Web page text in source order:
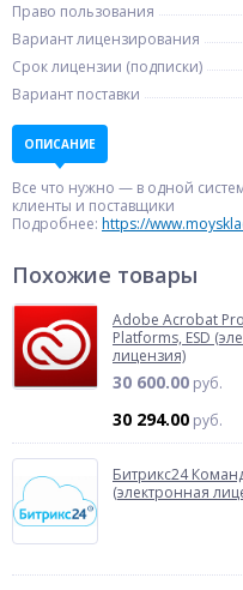
Право пользования
Вариант лицензирования
Срок лицензии (подписки)
Вариант поставки
ОПИСАНИЕ
Все что нужно — в одной
клиенты и поставщики
Подробнее: https://
Похожие товары
Adobe Acrobat
Platforms, ESD
лицензия)
30 600.00 руб.
30 294.00 руб.
Битрикс24
(электронная